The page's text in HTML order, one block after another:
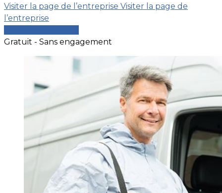
Visiter la page de l’entreprise Visiter la page de
l’entreprise
Gratuit - Sans engagement